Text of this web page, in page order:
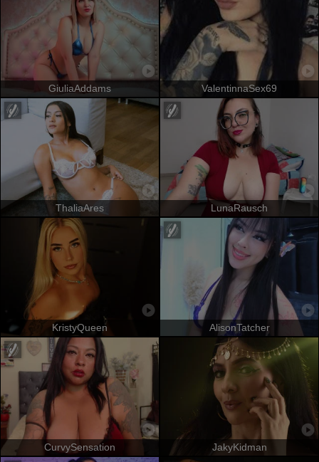
GiuliaAddams ValentinnaSex69
ThaliaAres LunaRausch
KristyQueen AlisonTatcher
CurvySensation JakyKidman